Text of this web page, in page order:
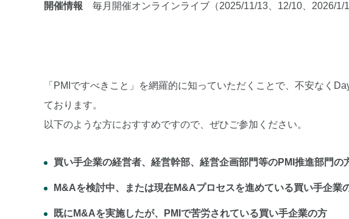
開催情報 毎月開催オンラインライブ（2025/11/13、12/10、2026/1/
「PMIですべきこと」を網羅的に知っていただくことで、不安なく
ております。
以下のような方におすすめですので、ぜひご参加ください。
買い手企業の経営者、経営幹部、経営企画部門等のPMI推進部門の
M&Aを検討中、または現在M&Aプロセスを進めている買い手企業
既にM&Aを実施したが、PMIで苦労されている買い手企業の方